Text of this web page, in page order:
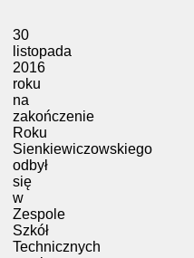
30
listopada
2016
roku
na
zakończenie
Roku
Sienkiewiczowskiego
odbył
się
w
Zespole
Szkół
Technicznych